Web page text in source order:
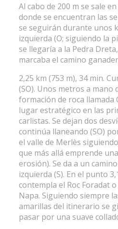
Al cabo de 200 m se sale
donde se encuentran las
se seguirán durante unos
izquierda (O; siguiendo la
se llegaría a la Pedra
marcaba el camino
2,25 km (753 m), 34 min.
(SO). Unos metros a mano
formación de roca llamada
lugar estratégico en las
carlistas. Se dejan dos
continúa llaneando (SO)
el valle de Merlès
que más allá emprende
erosión). Se da a un
izquierda (S). En el punto
contempla el Roc Foradat
Napa. Siguiendo siempre
amarillas del itinerario se
pasar por una suave